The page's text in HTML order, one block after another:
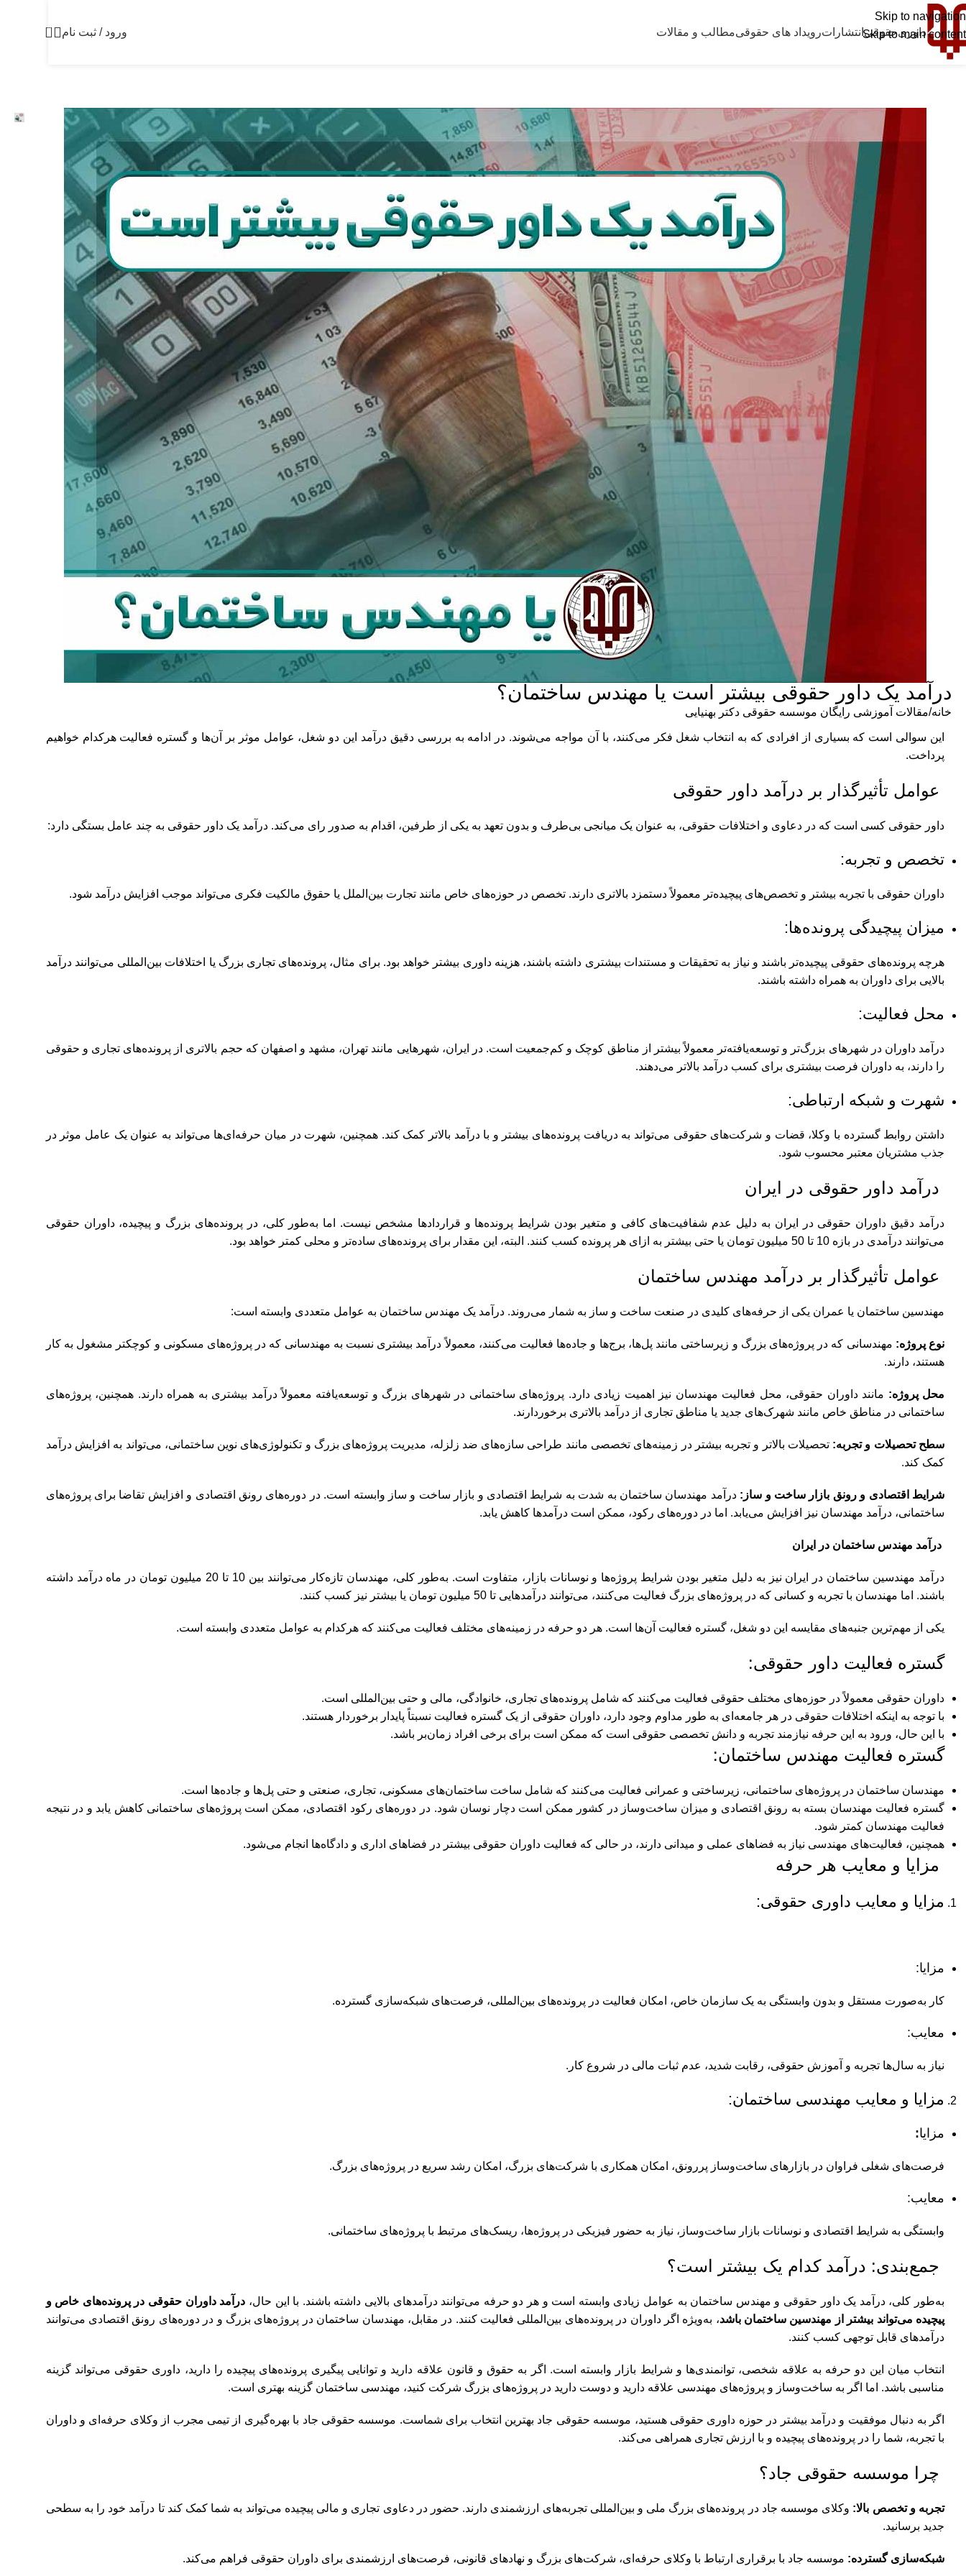
Skip to navigation
Skip to main content
داوریحقوقیانتشاراترویداد های حقوقیمطالب و مقالات ورود / ثبت نام 0
درآمد یک داور حقوقی بیشتر است یا مهندس ساختمان؟
خانه مقالات آموزشی رایگان موسسه حقوقی دکتر بهنیایی
این سوالی است که بسیاری از افرادی که به انتخاب شغل فکر می‌کنند، با آن مواجه می‌شوند. در ادامه به بررسی دقیق درآمد این دو شغل، عوامل موثر بر آن‌ها و گستره فعالیت هرکدام خواهیم
پرداخت.
عوامل تأثیرگذار بر درآمد داور حقوقی
داور حقوقی کسی است که در دعاوی و اختلافات حقوقی، به عنوان یک میانجی بی‌طرف و بدون تعهد به یکی از طرفین، اقدام به صدور رای می‌کند. درآمد یک داور حقوقی به چند عامل بستگی دارد:
تخصص و تجربه:
داوران حقوقی با تجربه بیشتر و تخصص‌های پیچیده‌تر معمولاً دستمزد بالاتری دارند. تخصص در حوزه‌های خاص مانند تجارت بین‌الملل یا حقوق مالکیت فکری می‌تواند موجب افزایش درآمد شود.
میزان پیچیدگی پرونده‌ها:
هرچه پرونده‌های حقوقی پیچیده‌تر باشند و نیاز به تحقیقات و مستندات بیشتری داشته باشند، هزینه داوری بیشتر خواهد بود. برای مثال، پرونده‌های تجاری بزرگ یا اختلافات بین‌المللی می‌توانند درآمد
بالایی برای داوران به همراه داشته باشند.
محل فعالیت:
درآمد داوران در شهرهای بزرگ‌تر و توسعه‌یافته‌تر معمولاً بیشتر از مناطق کوچک و کم‌جمعیت است. در ایران، شهرهایی مانند تهران، مشهد و اصفهان که حجم بالاتری از پرونده‌های تجاری و حقوقی
را دارند، به داوران فرصت بیشتری برای کسب درآمد بالاتر می‌دهند.
شهرت و شبکه ارتباطی:
داشتن روابط گسترده با وکلا، قضات و شرکت‌های حقوقی می‌تواند به دریافت پرونده‌های بیشتر و با درآمد بالاتر کمک کند. همچنین، شهرت در میان حرفه‌ای‌ها می‌تواند به عنوان یک عامل موثر در
جذب مشتریان معتبر محسوب شود.
درآمد داور حقوقی در ایران
درآمد دقیق داوران حقوقی در ایران به دلیل عدم شفافیت‌های کافی و متغیر بودن شرایط پرونده‌ها و قراردادها مشخص نیست. اما به‌طور کلی، در پرونده‌های بزرگ و پیچیده، داوران حقوقی
می‌توانند درآمدی در بازه 10 تا 50 میلیون تومان یا حتی بیشتر به ازای هر پرونده کسب کنند. البته، این مقدار برای پرونده‌های ساده‌تر و محلی کمتر خواهد بود.
عوامل تأثیرگذار بر درآمد مهندس ساختمان
مهندسین ساختمان یا عمران یکی از حرفه‌های کلیدی در صنعت ساخت و ساز به شمار می‌روند. درآمد یک مهندس ساختمان به عوامل متعددی وابسته است:
نوع پروژه: مهندسانی که در پروژه‌های بزرگ و زیرساختی مانند پل‌ها، برج‌ها و جاده‌ها فعالیت می‌کنند، معمولاً درآمد بیشتری نسبت به مهندسانی که در پروژه‌های مسکونی و کوچکتر مشغول به کار
هستند، دارند.
محل پروژه: مانند داوران حقوقی، محل فعالیت مهندسان نیز اهمیت زیادی دارد. پروژه‌های ساختمانی در شهرهای بزرگ و توسعه‌یافته معمولاً درآمد بیشتری به همراه دارند. همچنین، پروژه‌های
ساختمانی در مناطق خاص مانند شهرک‌های جدید یا مناطق تجاری از درآمد بالاتری برخوردارند.
سطح تحصیلات و تجربه: تحصیلات بالاتر و تجربه بیشتر در زمینه‌های تخصصی مانند طراحی سازه‌های ضد زلزله، مدیریت پروژه‌های بزرگ و تکنولوژی‌های نوین ساختمانی، می‌تواند به افزایش درآمد
کمک کند.
شرایط اقتصادی و رونق بازار ساخت و ساز: درآمد مهندسان ساختمان به شدت به شرایط اقتصادی و بازار ساخت و ساز وابسته است. در دوره‌های رونق اقتصادی و افزایش تقاضا برای پروژه‌های
ساختمانی، درآمد مهندسان نیز افزایش می‌یابد. اما در دوره‌های رکود، ممکن است درآمدها کاهش یابد.
درآمد مهندس ساختمان در ایران
درآمد مهندسین ساختمان در ایران نیز به دلیل متغیر بودن شرایط پروژه‌ها و نوسانات بازار، متفاوت است. به‌طور کلی، مهندسان تازه‌کار می‌توانند بین 10 تا 20 میلیون تومان در ماه درآمد داشته
باشند. اما مهندسان با تجربه و کسانی که در پروژه‌های بزرگ فعالیت می‌کنند، می‌توانند درآمدهایی تا 50 میلیون تومان یا بیشتر نیز کسب کنند.
یکی از مهم‌ترین جنبه‌های مقایسه این دو شغل، گستره فعالیت آن‌ها است. هر دو حرفه در زمینه‌های مختلف فعالیت می‌کنند که هرکدام به عوامل متعددی وابسته است.
گستره فعالیت داور حقوقی:
داوران حقوقی معمولاً در حوزه‌های مختلف حقوقی فعالیت می‌کنند که شامل پرونده‌های تجاری، خانوادگی، مالی و حتی بین‌المللی است.
با توجه به اینکه اختلافات حقوقی در هر جامعه‌ای به طور مداوم وجود دارد، داوران حقوقی از یک گستره فعالیت نسبتاً پایدار برخوردار هستند.
با این حال، ورود به این حرفه نیازمند تجربه و دانش تخصصی حقوقی است که ممکن است برای برخی افراد زمان‌بر باشد.
گستره فعالیت مهندس ساختمان:
مهندسان ساختمان در پروژه‌های ساختمانی، زیرساختی و عمرانی فعالیت می‌کنند که شامل ساخت ساختمان‌های مسکونی، تجاری، صنعتی و حتی پل‌ها و جاده‌ها است.
گستره فعالیت مهندسان بسته به رونق اقتصادی و میزان ساخت‌وساز در کشور ممکن است دچار نوسان شود. در دوره‌های رکود اقتصادی، ممکن است پروژه‌های ساختمانی کاهش یابد و در نتیجه
فعالیت مهندسان کمتر شود.
همچنین، فعالیت‌های مهندسی نیاز به فضاهای عملی و میدانی دارند، در حالی که فعالیت داوران حقوقی بیشتر در فضاهای اداری و دادگاه‌ها انجام می‌شود.
مزایا و معایب هر حرفه
مزایا و معایب داوری حقوقی:
مزایا:
کار به‌صورت مستقل و بدون وابستگی به یک سازمان خاص، امکان فعالیت در پرونده‌های بین‌المللی، فرصت‌های شبکه‌سازی گسترده.
معایب:
نیاز به سال‌ها تجربه و آموزش حقوقی، رقابت شدید، عدم ثبات مالی در شروع کار.
مزایا و معایب مهندسی ساختمان:
مزایا:
فرصت‌های شغلی فراوان در بازارهای ساخت‌وساز پررونق، امکان همکاری با شرکت‌های بزرگ، امکان رشد سریع در پروژه‌های بزرگ.
معایب:
وابستگی به شرایط اقتصادی و نوسانات بازار ساخت‌وساز، نیاز به حضور فیزیکی در پروژه‌ها، ریسک‌های مرتبط با پروژه‌های ساختمانی.
جمع‌بندی: درآمد کدام یک بیشتر است؟
به‌طور کلی، درآمد یک داور حقوقی و مهندس ساختمان به عوامل زیادی وابسته است و هر دو حرفه می‌توانند درآمدهای بالایی داشته باشند. با این حال، درآمد داوران حقوقی در پرونده‌های خاص و
پیچیده می‌تواند بیشتر از مهندسین ساختمان باشد، به‌ویژه اگر داوران در پرونده‌های بین‌المللی فعالیت کنند. در مقابل، مهندسان ساختمان در پروژه‌های بزرگ و در دوره‌های رونق اقتصادی می‌توانند
درآمدهای قابل توجهی کسب کنند.
انتخاب میان این دو حرفه به علاقه شخصی، توانمندی‌ها و شرایط بازار وابسته است. اگر به حقوق و قانون علاقه دارید و توانایی پیگیری پرونده‌های پیچیده را دارید، داوری حقوقی می‌تواند گزینه
مناسبی باشد. اما اگر به ساخت‌وساز و پروژه‌های مهندسی علاقه دارید و دوست دارید در پروژه‌های بزرگ شرکت کنید، مهندسی ساختمان گزینه بهتری است.
اگر به دنبال موفقیت و درآمد بیشتر در حوزه داوری حقوقی هستید، موسسه حقوقی جاد بهترین انتخاب برای شماست. موسسه حقوقی جاد با بهره‌گیری از تیمی مجرب از وکلای حرفه‌ای و داوران
با تجربه، شما را در پرونده‌های پیچیده و با ارزش تجاری همراهی می‌کند.
چرا موسسه حقوقی جاد؟
تجربه و تخصص بالا: وکلای موسسه جاد در پرونده‌های بزرگ ملی و بین‌المللی تجربه‌های ارزشمندی دارند. حضور در دعاوی تجاری و مالی پیچیده می‌تواند به شما کمک کند تا درآمد خود را به سطحی
جدید برسانید.
شبکه‌سازی گسترده: موسسه جاد با برقراری ارتباط با وکلای حرفه‌ای، شرکت‌های بزرگ و نهادهای قانونی، فرصت‌های ارزشمندی برای داوران حقوقی فراهم می‌کند.